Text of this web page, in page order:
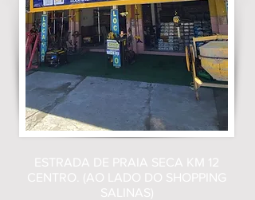
ESTRADA DE PRAIA SECA KM 12
CENTRO. (AO LADO DO SHOPPING
SALINAS)